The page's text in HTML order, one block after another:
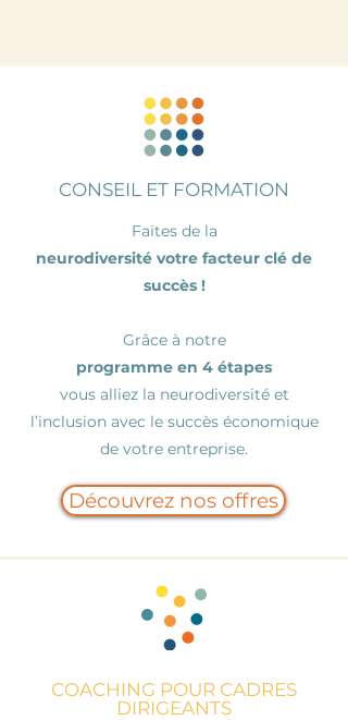
CONSEIL ET FORMATION
Faites de la
neurodiversité votre facteur clé de
succès !
Grâce à notre
programme en 4 étapes
vous alliez la neurodiversitéet
l’inclusion avec le succès économique
de votre entreprise.
Découvrez nos offres
COACHING POUR CADRES
DIRIGEANTS